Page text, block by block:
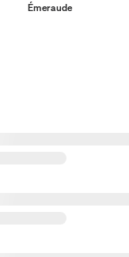
Émeraude